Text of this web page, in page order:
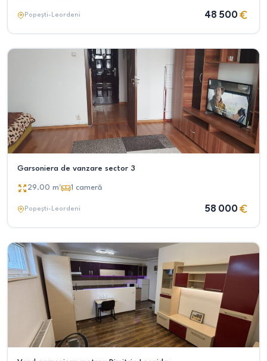
Popești-Leordeni 48 500
Garsoniera de vanzare sector 3
29.00 m² 1 cameră
Popești-Leordeni 58 000